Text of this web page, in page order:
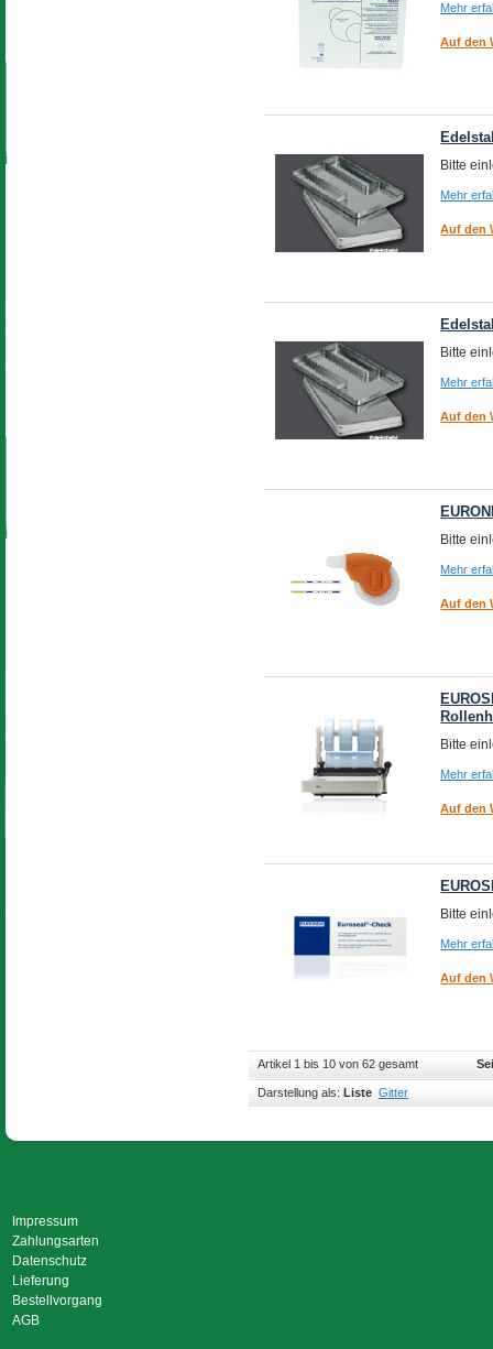
Mehr
Auf den
Bitte
Mehr
Auf den
Bitte
Mehr
Auf den
Bitte
Mehr
Auf den
Bitte
Mehr
Auf den
Bitte
Mehr
Auf den
Artikel 1 bis 10 von 62 gesamt
Darstellung als: Liste Gitter
Impressum
Zahlungsarten
Datenschutz
Lieferung
Bestellvorgang
AGB